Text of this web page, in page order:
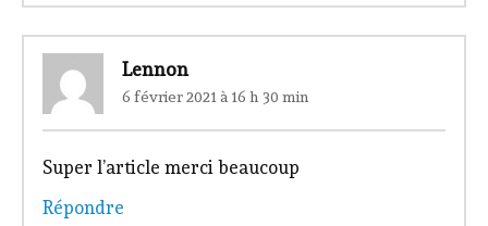
Lennon
6 février 2021 à 16 h 30 min
Super l’article merci beaucoup
Répondre